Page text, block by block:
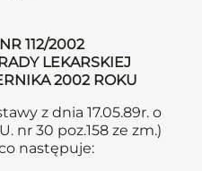
112/2002
LEKARSKIEJ
2002 ROKU
z dnia 17.05.89r. o
nr 30 poz.158 ze zm.)
następuje: